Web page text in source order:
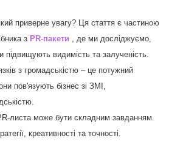
приверне увагу? Ця стаття є частиною
з PR-пакети , де ми досліджуємо,
підвищують видимість та залученість.
з громадськістю – це потужний
пов'язують бізнес зі ЗМІ,
листа може бути складним завданням.
креативності та точності.